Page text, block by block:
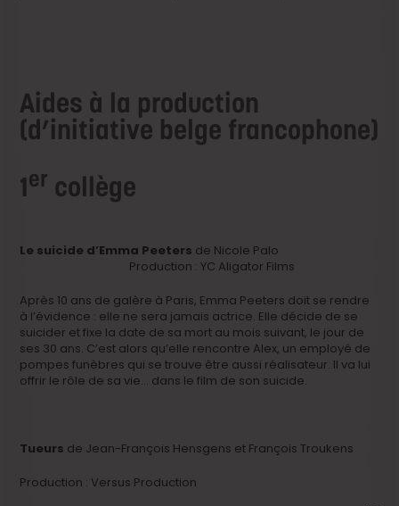
Aides à la production
(d’initiative belge francophone)
1er collège
Le suicide d’Emma Peeters de Nicole Palo
Production : YC Aligator Films
Après 10 ans de galère à Paris, Emma Peeters doit se rendre
à l’évidence : elle ne sera jamais actrice. Elle décide de se
suicider et fixe la date de sa mort au mois suivant, le jour de
ses 30 ans. C’est alors qu’elle rencontre Alex, un employé de
pompes funèbres qui se trouve être aussi réalisateur. Il va lui
offrir le rôle de sa vie… dans le film de son suicide.
Tueurs de Jean-François Hensgens et François Troukens
Production : Versus Production